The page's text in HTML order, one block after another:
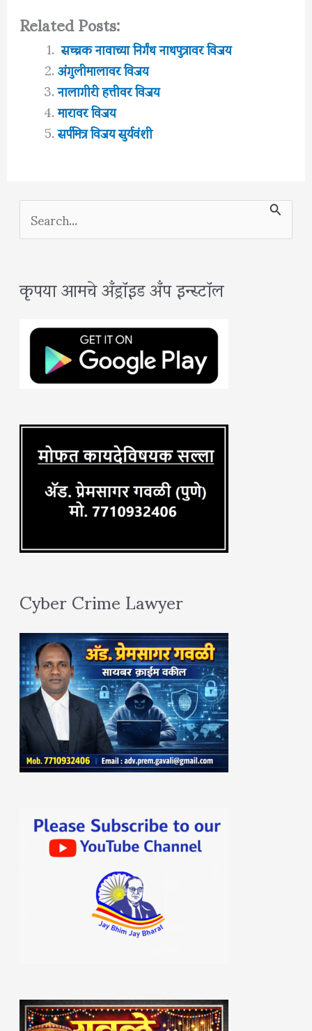
Related Posts:
सच्चक नावाच्या निर्गंथ नाथपुत्रावर विजय
अंगुलीमालावर विजय
नालागीरी हत्तीवर विजय
मारावर विजय
सर्पमित्र विजय सुर्यवंशी
S
e
r
c
:
कृपया आमचे अँड्रॉइड अँप इन्स्टॉल
Cyber Crime Lawyer